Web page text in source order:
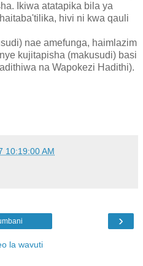
Ikiwa atatapika bila ya
hivi ni kwa qauli
nae amefunga, haimlazim
kujitapisha (makusudi) basi
na Wapokezi Hadithi).
10:19:00 AM
›
la wavuti